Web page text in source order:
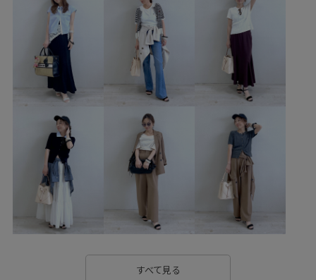
Tシャツ VIS_2026SS_POLO VIS_2026SS_POLO2
vis_26ss_summergoods vis_26ss_summertops
vis_br31 vis_okazakisae_june vis_okazakisae_may
VIS_smallsize Wbag_pickup Wpickup_items
お手入れしやすい お気に入りアイテム_pickup
さらりとした みんながチェックしているアイテム_pickup
イージーケア カジュアル シワになりにくい
ジャケット セットアップ セットアップ対象商品
ソフトタッチ デイリーで活躍 ニュアンスがある
ブラウス ベーシック
すべて見る